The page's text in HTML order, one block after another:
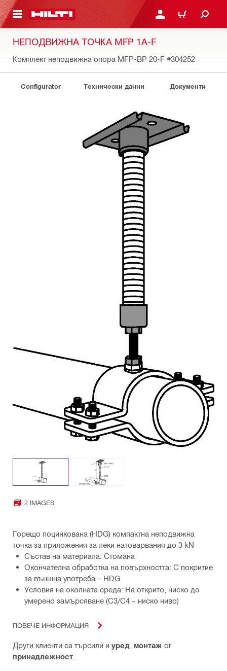
СЪДЪРЖАНИЕ ВЛЕЗ ИЛИ СЕ
КОЛИЧКА
НЕПОДВИЖНА ТОЧКА MFP 1A-F
Комплект неподвижна опора MFP-BP 20-F #304252
Configurator Технически данни Документи
2 IMAGES
Горещо поцинкована (HDG) компактна неподвижна
точка за приложения за леки натоварвания до 3 kN
Състав на материала: Стомана
Окончателна обработка на повърхността: С покритие
за външна употреба – HDG
Условия на околната среда: На открито, ниско до
умерено замърсяване (C3/С4 – ниско ниво)
ПОВЕЧЕ ИНФОРМАЦИЯ
Други клиенти са търсили и уред монтаж or
принадлежност